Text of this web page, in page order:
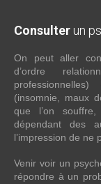
Consulter un
On peut aller
d’ordre
(insomnie, maux
que l’on souffre,
dépendant des
l’impression de ne
Venir voir un
répondre à un